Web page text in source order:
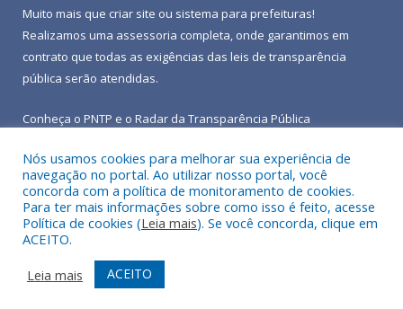
Muito mais que criar site ou sistema para prefeituras!
Realizamos uma assessoria completa, onde garantimos em
contrato que todas as exigências das leis de transparência
pública serão atendidas.
Conheça o PNTP e o Radar da Transparência Pública
Todos os direitos reservados a Prefeitura Municipal de Terra
Alta.
Mapa do Site
Acessar Área Administrativa
Acessar Webmail
Nós usamos cookies para melhorar sua experiência de
navegação no portal. Ao utilizar nosso portal, você
concorda com a política de monitoramento de cookies.
Para ter mais informações sobre como isso é feito, acesse
Política de cookies (Leia mais). Se você concorda, clique em
ACEITO.
Leia mais
ACEITO